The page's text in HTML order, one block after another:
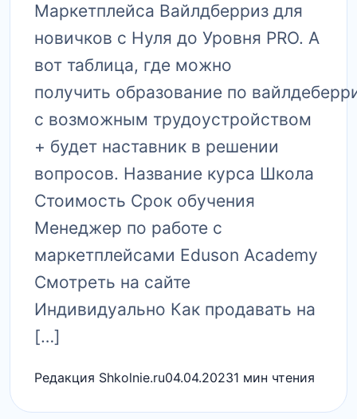
Маркетплейса Вайлдберриз для
новичков с Нуля до Уровня PRO. А
вот таблица, где можно
получить образование по
с возможным трудоустройством
+ будет наставник в решении
вопросов. Название курса Школа
Стоимость Срок обучения
Менеджер по работе с
маркетплейсами Eduson Academy
Смотреть на сайте
Индивидуально Как продавать на
[…]
Редакция Shkolnie.ru04.04.20231 мин чтения